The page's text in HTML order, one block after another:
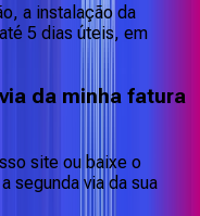
a instalação da
5 dias úteis, em
da minha fatura
site ou baixe o
segunda via da sua